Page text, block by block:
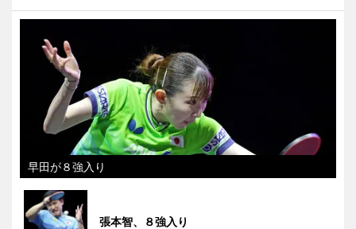
早田が８強入り
張本智、８強入り